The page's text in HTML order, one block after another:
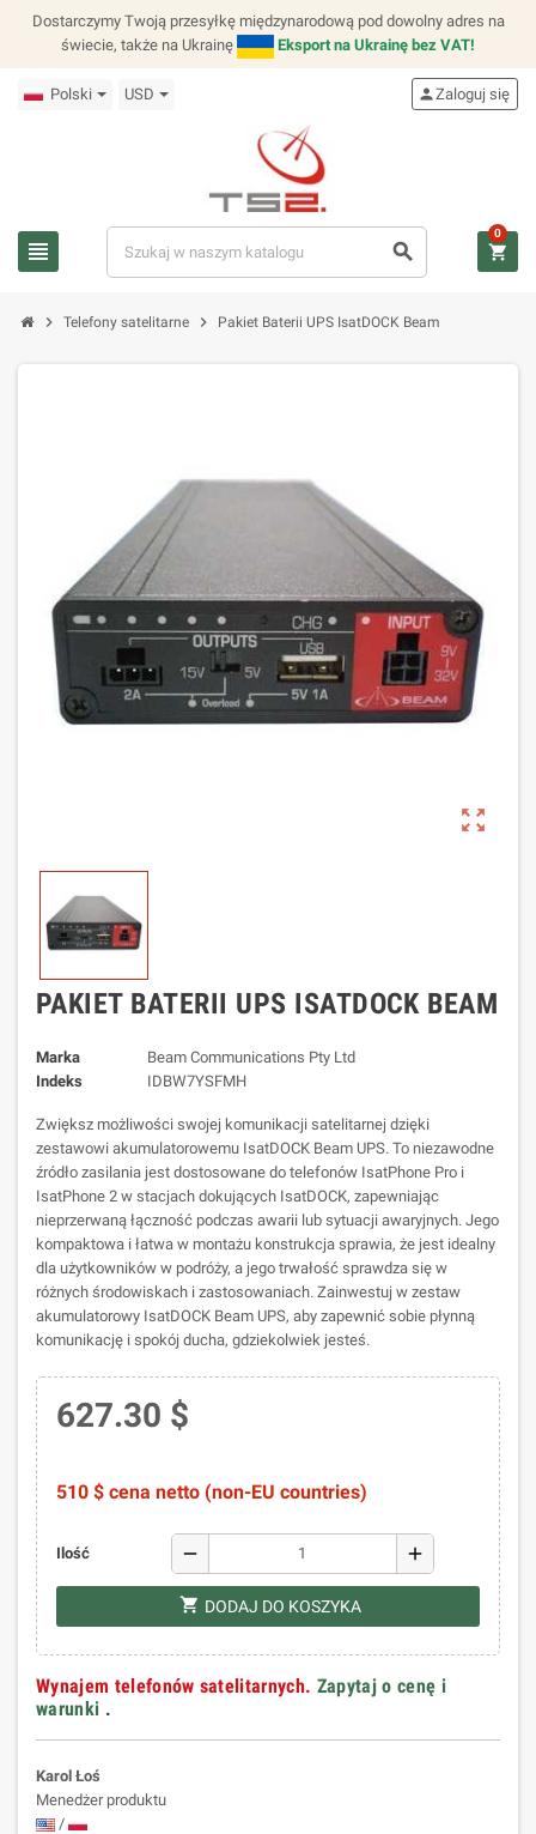
Dostarczymy Twoją przesyłkę międzynarodową pod dowolny adres na
świecie, także na Ukrainę
Eksport na Ukrainę bez VAT!
Polski USD
view_headline search
personZaloguj się
shopping_cart
0
chevron_right Telefony satelitarne chevron_right Pakiet Baterii UPS IsatDOCK Beam
zoom_out_map
PAKIET BATERII UPS ISATDOCK BEAM
Marka
Beam Communications Pty Ltd
Indeks
IDBW7YSFMH
Zwiększ możliwości swojej komunikacji satelitarnej dzięki
zestawowi akumulatorowemu IsatDOCK Beam UPS. To niezawodne
źródło zasilania jest dostosowane do telefonów IsatPhone Pro i
IsatPhone 2 w stacjach dokujących IsatDOCK, zapewniając
nieprzerwaną łączność podczas awarii lub sytuacji awaryjnych. Jego
kompaktowa i łatwa w montażu konstrukcja sprawia, że jest idealny
dla użytkowników w podróży, a jego trwałość sprawdza się w
różnych środowiskach i zastosowaniach. Zainwestuj w zestaw
akumulatorowy IsatDOCK Beam UPS, aby zapewnić sobie płynną
komunikację i spokój ducha, gdziekolwiek jesteś.
627.30 $
510 $ cena netto (non-EU countries)
Ilość remove add
shopping_cart DODAJ DO KOSZYKA
Wynajem telefonów satelitarnych. Zapytaj o cenę i
warunki .
Karol Łoś
Menedżer produktu
/